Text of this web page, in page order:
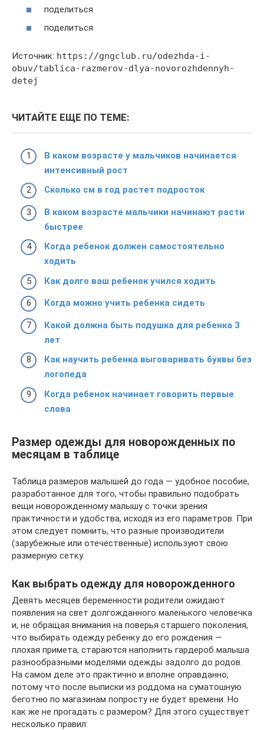
поделиться
поделиться
Источник: https://gngclub.ru/odezhda-i-
obuv/tablica-razmerov-dlya-novorozhdennyh-
detej
ЧИТАЙТЕ ЕЩЕ ПО ТЕМЕ:
В каком возрасте у мальчиков начинается
интенсивный рост
Сколько см в год растет подросток
В каком возрасте мальчики начинают расти
быстрее
Когда ребенок должен самостоятельно
ходить
Как долго ваш ребенок учился ходить
Когда можно учить ребенка сидеть
Какой должна быть подушка для ребенка 3
лет
Как научить ребенка выговаривать буквы без
логопеда
Когда ребенок начинает говорить первые
слова
Размер одежды для новорожденных по
месяцам в таблице
Таблица размеров малышей до года — удобное пособие,
разработанное для того, чтобы правильно подобрать
вещи новорожденному малышу с точки зрения
практичности и удобства, исходя из его параметров. При
этом следует помнить, что разные производители
(зарубежные или отечественные) используют свою
размерную сетку.
Как выбрать одежду для новорожденного
Девять месяцев беременности родители ожидают
появления на свет долгожданного маленького человечка
и, не обращая внимания на поверья старшего поколения,
что выбирать одежду ребенку до его рождения —
плохая примета, стараются наполнить гардероб малыша
разнообразными моделями одежды задолго до родов.
На самом деле это практично и вполне оправданно,
потому что после выписки из роддома на суматошную
беготню по магазинам попросту не будет времени. Но
как же не прогадать с размером? Для этого существует
несколько правил: